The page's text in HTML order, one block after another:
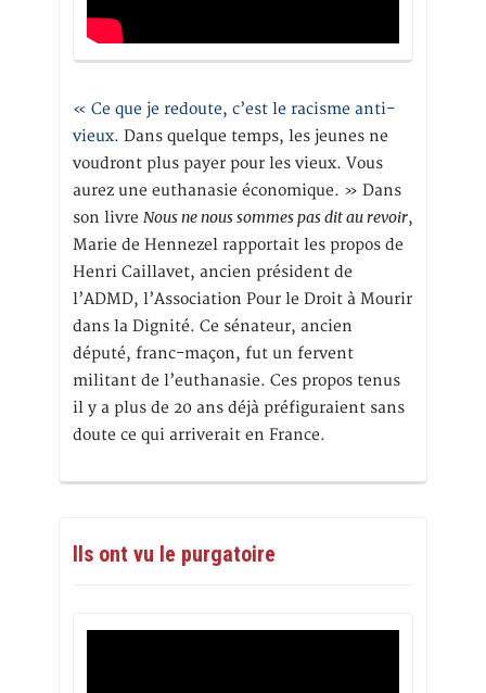
« Ce que je redoute, c’est le racisme anti-
vieux. Dans quelque temps, les jeunes ne
voudront plus payer pour les vieux. Vous
aurez une euthanasie économique. » Dans
son livre Nous ne nous sommes pas dit au revoir,
Marie de Hennezel rapportait les propos de
Henri Caillavet, ancien président de
l’ADMD, l’Association Pour le Droit à Mourir
dans la Dignité. Ce sénateur, ancien
député, franc-maçon, fut un fervent
militant de l’euthanasie. Ces propos tenus
il y a plus de 20 ans déjà préfiguraient sans
doute ce qui arriverait en France.
Ils ont vu le purgatoire